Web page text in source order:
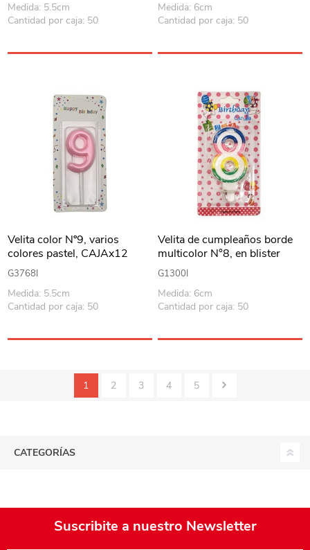
Medida: 5.5cm
Cantidad por caja: 50
Medida: 6cm
Cantidad por caja: 50
Velita color Nº9, varios
colores pastel, CAJAx12
G3768I
Medida: 5.5cm
Cantidad por caja: 50
Velita de cumpleaños borde
multicolor N°8, en blister
CAJAx12
G1300I
Medida: 6cm
Cantidad por caja: 50
1 2 3 4 5
CATEGORÍAS
Suscribite a nuestro Newsletter